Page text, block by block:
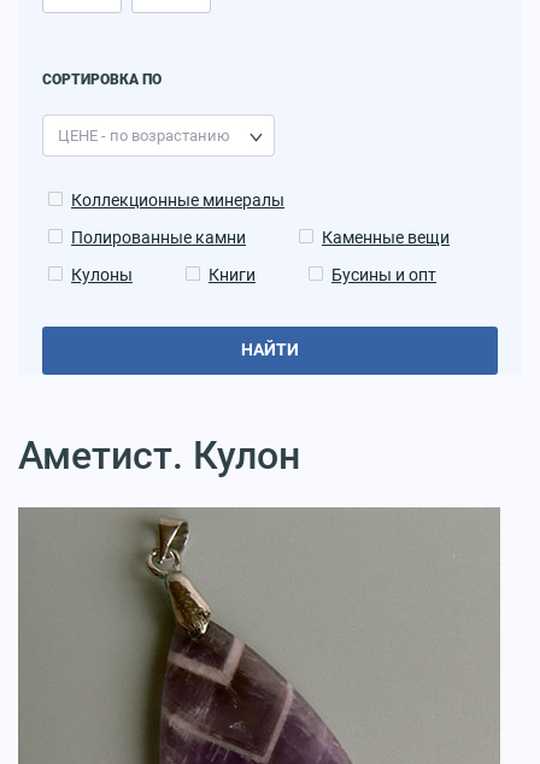
СОРТИРОВКА ПО
Коллекционные минералы
Полированные камни
Каменные вещи
Кулоны
Книги Бусины и опт
НАЙТИ
Аметист. Кулон